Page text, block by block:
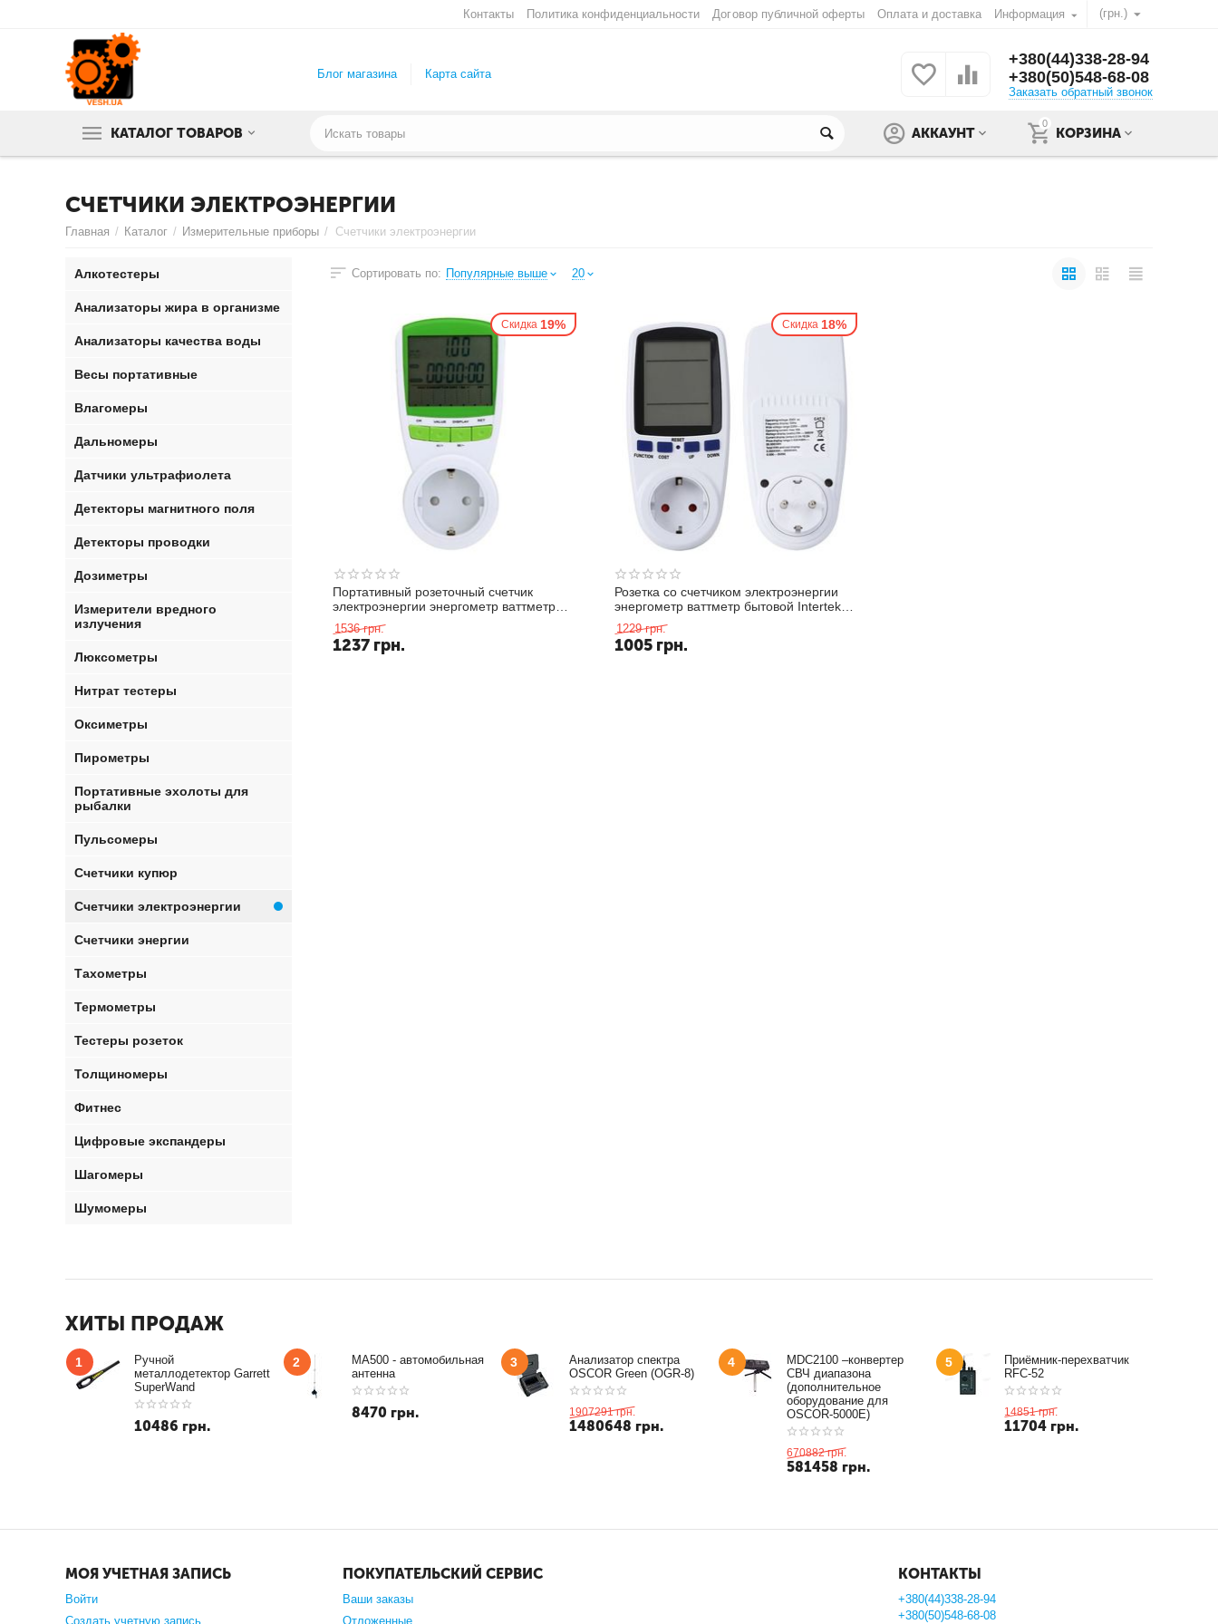
(грн.)
Контакты Политика конфиденциальности Договор публичной оферты Оплата и доставка Информация
Блог магазина Карта сайта
+380(44)338-28-94
+380(50)548-68-08
Заказать обратный звонок
КАТАЛОГ ТОВАРОВ
0
КОРЗИНА
АККАУНТ
СЧЕТЧИКИ ЭЛЕКТРОЭНЕРГИИ
Главная / Каталог / Измерительные приборы / Счетчики электроэнергии
Сортировать по: Популярные выше 20
Скидка 19%
Портативный розеточный счетчик
электроэнергии энергометр ваттметр
бытовой TS-838
1536 грн.
1237 грн.
Скидка 18%
Розетка со счетчиком электроэнергии
энергометр ваттметр бытовой Intertek
BE009
1229 грн.
1005 грн.
Алкотестеры
Анализаторы жира в организме
Анализаторы качества воды
Весы портативные
Влагомеры
Дальномеры
Датчики ультрафиолета
Детекторы магнитного поля
Детекторы проводки
Дозиметры
Измерители вредного
излучения
Люксометры
Нитрат тестеры
Оксиметры
Пирометры
Портативные эхолоты для
рыбалки
Пульсомеры
Счетчики купюр
Счетчики электроэнергии
Счетчики энергии
Тахометры
Термометры
Тестеры розеток
Толщиномеры
Фитнес
Цифровые экспандеры
Шагомеры
Шумомеры
ХИТЫ ПРОДАЖ
1
Ручной
металлодетектор Garrett
SuperWand
10486 грн.
2
MA500 - автомобильная
антенна
8470 грн.
3
Анализатор спектра
OSCOR Green (OGR-8)
1907291 грн.
1480648 грн.
4
MDC2100 –конвертер
СВЧ диапазона
(дополнительное
оборудование для
OSCOR-5000E)
670882 грн.
581458 грн.
5
Приёмник-перехватчик
RFC-52
14851 грн.
11704 грн.
МОЯ УЧЕТНАЯ ЗАПИСЬ
Войти
Создать учетную запись
ПОКУПАТЕЛЬСКИЙ СЕРВИС
Ваши заказы
Отложенные
КОНТАКТЫ
+380(44)338-28-94
+380(50)548-68-08